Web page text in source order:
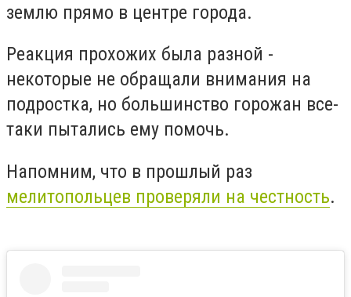
землю прямо в центре города.
Реакция прохожих была разной -
некоторые не обращали внимания на
подростка, но большинство горожан все-
таки пытались ему помочь.
Напомним, что в прошлый раз
мелитопольцев проверяли на честность.